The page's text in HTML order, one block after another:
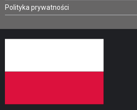
Polityka prywatności